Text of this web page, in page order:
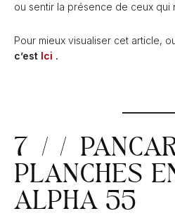
ou sentir la présence de ceux qui
Pour mieux visualiser cet article,
c’est Ici .
7 //
PLANCHES
ALPHA 55